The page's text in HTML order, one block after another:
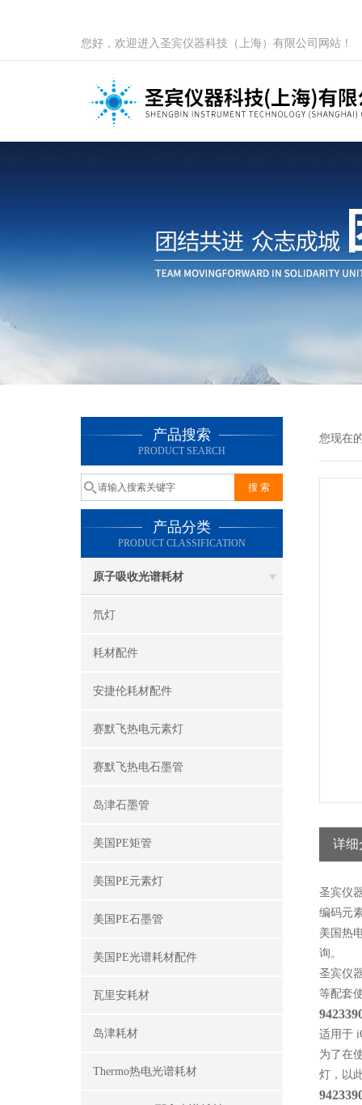
您好，欢迎进入圣宾仪器科技（上海）有限公司网站！
产品搜索
PRODUCT SEARCH
产品分类
PRODUCT CLASSIFICATION
原子吸收光谱耗材
氘灯
耗材配件
安捷伦耗材配件
赛默飞热电元素灯
赛默飞热电石墨管
岛津石墨管
美国PE矩管
美国PE元素灯
美国PE石墨管
美国PE光谱耗材配件
瓦里安耗材
岛津耗材
Thermo热电光谱耗材
您现在
详细
圣宾仪
编码元
美国热
询。
圣宾仪
等配套
适用于
为了在
灯，以